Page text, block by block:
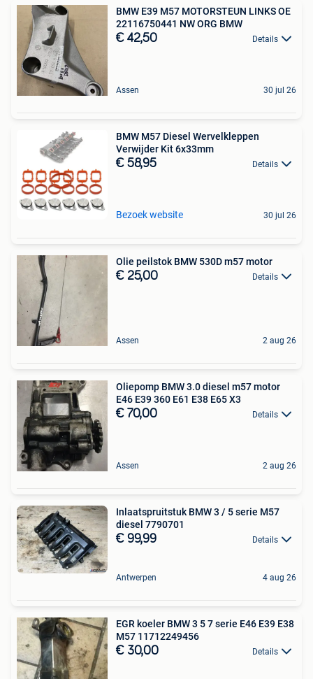
BMW E39 M57 MOTORSTEUN LINKS OE
22116750441 NW ORG BMW
€ 42,50 Details
Assen 30 jul 26
BMW M57 Diesel Wervelkleppen
Verwijder Kit 6x33mm
€ 58,95 Details
Bezoek website 30 jul 26
Olie peilstok BMW 530D m57 motor
€ 25,00 Details
Assen 2 aug 26
Oliepomp BMW 3.0 diesel m57 motor
E46 E39 360 E61 E38 E65 X3
€ 70,00 Details
Assen 2 aug 26
Inlaatspruitstuk BMW 3 / 5 serie M57
diesel 7790701
€ 99,99 Details
Antwerpen 4 aug 26
EGR koeler BMW 3 5 7 serie E46 E39 E38
M57 11712249456
€ 30,00 Details